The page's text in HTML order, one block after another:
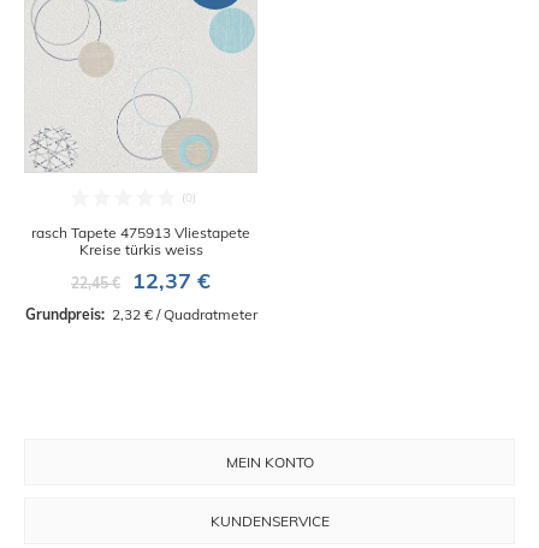
rasch Tapete 475913 Vliestapete
Kreise türkis weiss
22,45 €
12,37 €
Grundpreis: 2,32 € / Quadratmeter
MEIN KONTO
KUNDENSERVICE